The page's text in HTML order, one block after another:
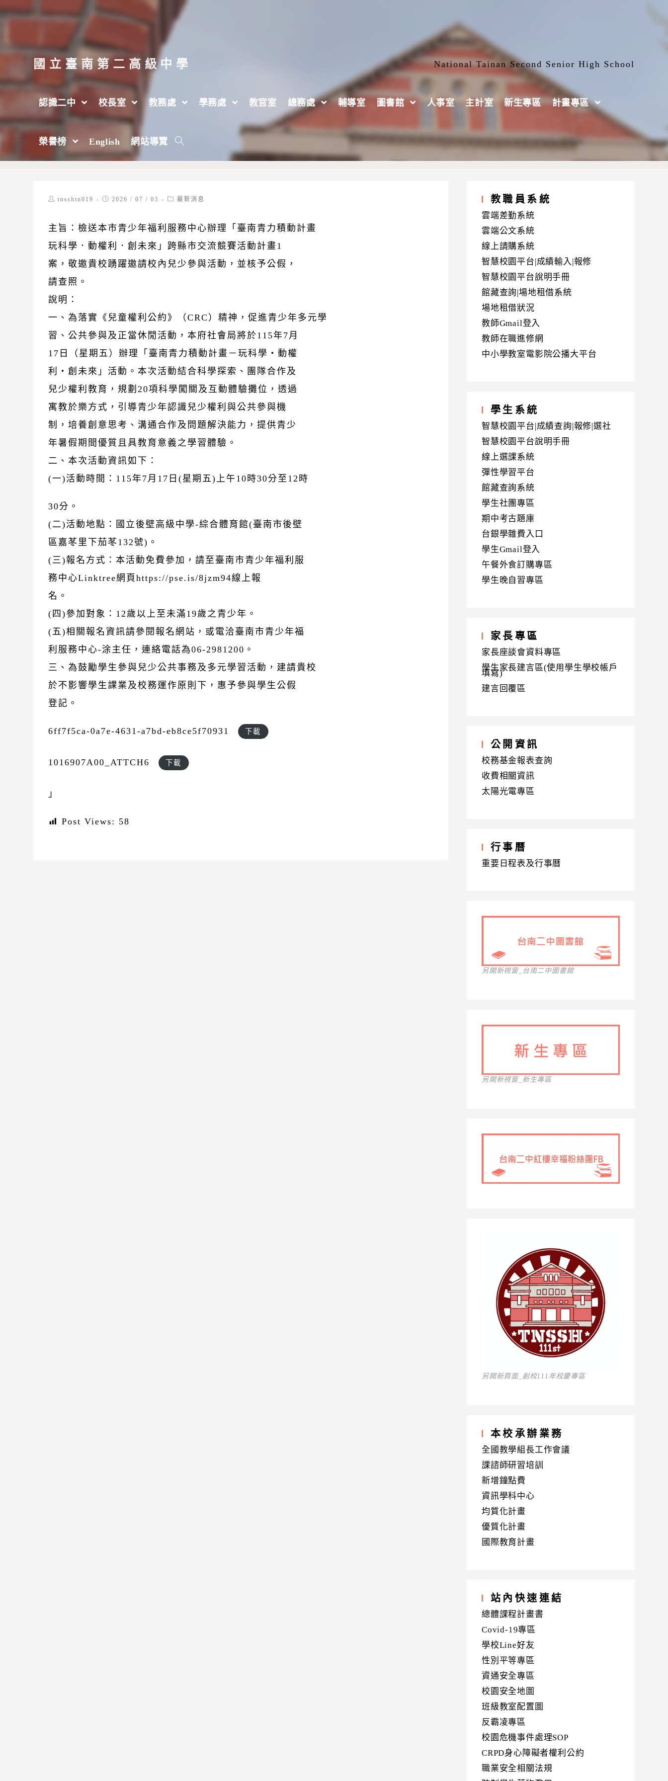
跳
至
要
內
容
國立臺南第二高級中學 National Tainan Second Senior High School
認識二中 校長室 教務處 學務處 教官室 總務處 輔導室 圖書館 人事室 主計室 新生專區 計畫專區
榮譽榜 English 網站導覽
臺南市政府社會局辦理「臺南青力積動計畫 玩科學．動權利．創未來」
2026 年 > 7 月 > 3 日
Posttnsshtn019
Post2026 / 07 / 03
Post最新消息
主旨：檢送本市青少年福利服務中心辦理「臺南青力積動計畫
玩科學．動權利．創未來」跨縣市交流競賽活動計畫1
案，敬邀貴校踴躍邀請校內兒少參與活動，並核予公假，
請查照。
說明：
一、為落實《兒童權利公約》（CRC）精神，促進青少年多元學
習、公共參與及正當休閒活動，本府社會局將於115年7月
17日（星期五）辦理「臺南青力積動計畫－玩科學・動權
利・創未來」活動。本次活動結合科學探索、團隊合作及
兒少權利教育，規劃20項科學闖關及互動體驗攤位，透過
寓教於樂方式，引導青少年認識兒少權利與公共參與機
制，培養創意思考、溝通合作及問題解決能力，提供青少
年暑假期間優質且具教育意義之學習體驗。
二、本次活動資訊如下：
(一)活動時間：115年7月17日(星期五)上午10時30分至12時
30分。
(二)活動地點：國立後壁高級中學-綜合體育館(臺南市後壁
區嘉苳里下茄苳132號)。
(三)報名方式：本活動免費參加，請至臺南市青少年福利服
務中心Linktree網頁https://pse.is/8jzm94線上報
名。
(四)參加對象：12歲以上至未滿19歲之青少年。
(五)相關報名資訊請參閱報名網站，或電洽臺南市青少年福
利服務中心-涂主任，連絡電話為06-2981200。
三、為鼓勵學生參與兒少公共事務及多元學習活動，建請貴校
於不影響學生課業及校務運作原則下，惠予參與學生公假
登記。
6ff7f5ca-0a7e-4631-a7bd-eb8ce5f70931 下載
1016907A00_ATTCH6 下載
」
Post Views: 58
教職員系統
雲端差勤系統
雲端公文系統
線上請購系統
智慧校園平台|成績輸入|報修
智慧校園平台說明手冊
館藏查詢|場地租借系統
場地租借狀況
教師Gmail登入
教師在職進修網
中小學教室電影院公播大平台
學生系統
智慧校園平台|成績查詢|報修|選社
智慧校園平台說明手冊
線上選課系統
彈性學習平台
館藏查詢系統
學生社團專區
期中考古題庫
台銀學雜費入口
學生Gmail登入
午餐外食訂購專區
學生晚自習專區
家長專區
家長座談會資料專區
學生家長建言區(使用學生學校帳戶
填寫)
建言回覆區
公開資訊
校務基金報表查詢
收費相關資訊
太陽光電專區
行事曆
重要日程表及行事曆
另開新視窗_台南二中圖書館
另開新視窗_新生專區
另開新頁面_創校111年校慶專區
本校承辦業務
全國教學組長工作會議
課諮師研習培訓
新增鐘點費
資訊學科中心
均質化計畫
優質化計畫
國際教育計畫
站內快速連結
總體課程計畫書
Covid-19專區
學校Line好友
性別平等專區
資通安全專區
校園安全地圖
班級教室配置圖
反霸凌專區
校園危機事件處理SOP
CRPD身心障礙者權利公約
職業安全相關法規